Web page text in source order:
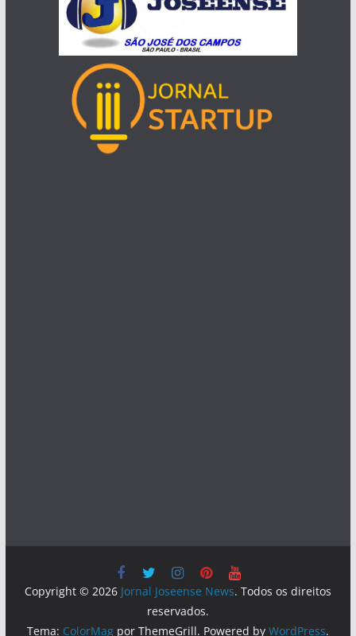
Copyright © 2026 Jornal Joseense News. Todos os direitos
reservados.
Tema: ColorMagpor ThemeGrill. Powered by WordPress.